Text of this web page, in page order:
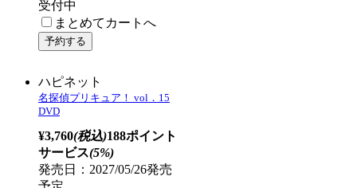
名探偵プリキュア！ vol．13
DVD
¥3,760
サービス(5%)
発売日：2027/04/28発売
予定
限定予約中
ただいま予約